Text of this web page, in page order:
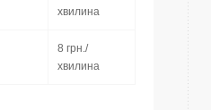
хвилина
8 грн./
хвилина